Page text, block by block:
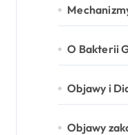
O Bakterii
Objawy i
Objawy